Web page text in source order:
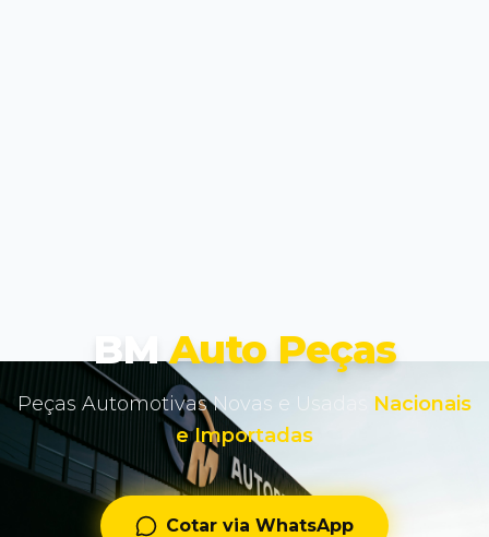
BM Auto Peças
Peças Automotivas Novas e Usadas Nacionais
e Importadas
Cotar via WhatsApp